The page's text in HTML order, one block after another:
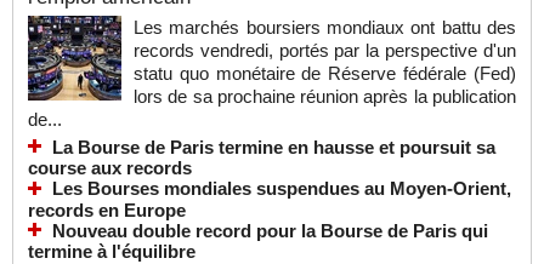
Les marchés boursiers mondiaux ont battu des
records vendredi, portés par la perspective d'un
statu quo monétaire de Réserve fédérale (Fed)
lors de sa prochaine réunion après la publication
de...
La Bourse de Paris termine en hausse et poursuit sa
course aux records
Les Bourses mondiales suspendues au Moyen-Orient,
records en Europe
Nouveau double record pour la Bourse de Paris qui
termine à l'équilibre